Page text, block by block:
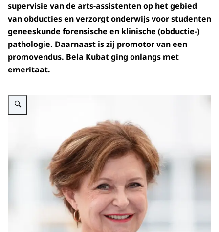
supervisie van de arts-assistenten op het gebied
van obducties en verzorgt onderwijs voor studenten
geneeskunde forensische en klinische (obductie-)
pathologie. Daarnaast is zij promotor van een
promovendus. Bela Kubat ging onlangs met
emeritaat.
Vergroot afbeelding Prof. dr. Bela Kubat, MD PhD